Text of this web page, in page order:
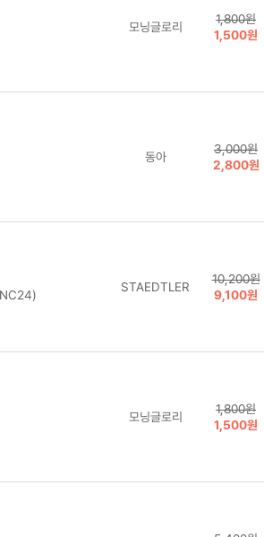
모닝글로리
1,800원
1,500원
동아
3,000원
2,800원
STAEDTLER
10,200원
9,100원
모닝글로리
1,800원
1,500원